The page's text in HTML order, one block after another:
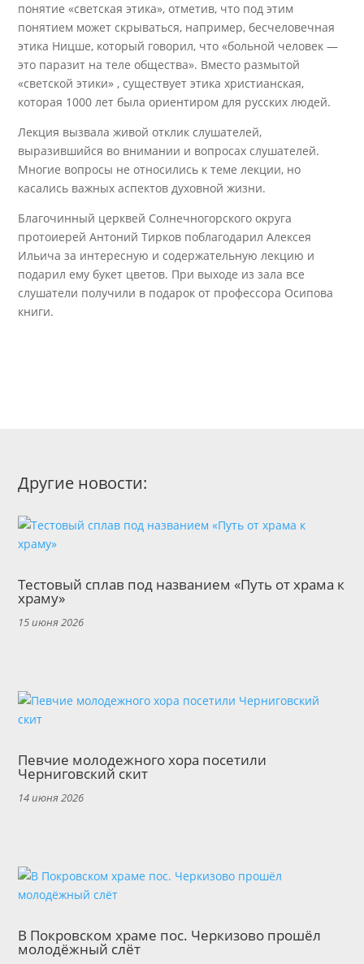
понятие «светская этика», отметив, что под этим
понятием может скрываться, например, бесчеловечная
этика Ницше, который говорил, что «больной человек —
это паразит на теле общества». Вместо размытой
«светской этики» , существует этика христианская,
которая 1000 лет была ориентиром для русских людей.
Лекция вызвала живой отклик слушателей,
выразившийся во внимании и вопросах слушателей.
Многие вопросы не относились к теме лекции, но
касались важных аспектов духовной жизни.
Благочинный церквей Солнечногорского округа
протоиерей Антоний Тирков поблагодарил Алексея
Ильича за интересную и содержательную лекцию и
подарил ему букет цветов. При выходе из зала все
слушатели получили в подарок от профессора Осипова
книги.
Другие новости:
Тестовый сплав под названием «Путь от храма к
храму»
15 июня 2026
Певчие молодежного хора посетили
Черниговский скит
14 июня 2026
В Покровском храме пос. Черкизово прошёл
молодёжный слёт